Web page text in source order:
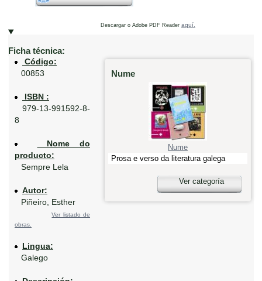
Descargar o Adobe PDF Reader aquí.
Ficha técnica:
Nume
Nume
Prosa e verso da literatura galega
Ver categoría
Código:
00853
ISBN :
979-13-991592-8-
8
Nome do
producto:
Sempre Lela
Autor:
Piñeiro, Esther
Ver listado de
obras.
Lingua:
Galego